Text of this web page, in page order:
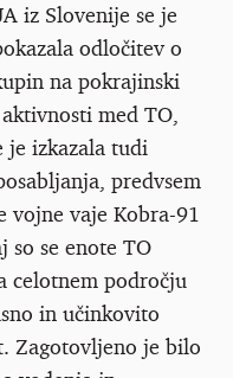
iz Slovenije se je
odločitev o
na pokrajinski
med TO,
je izkazala tudi
predvsem
vojne vaje Kobra-91
so se enote TO
celotnem področju
in učinkovito
Zagotovljeno je bilo